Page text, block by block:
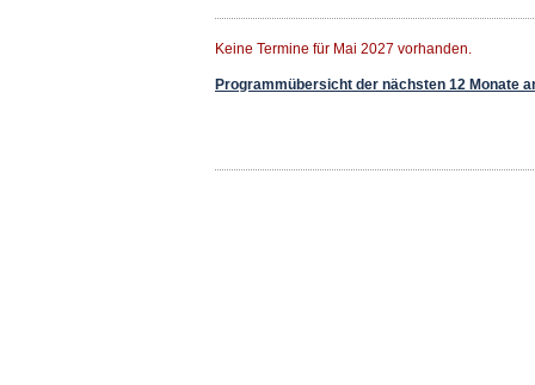
Keine Termine für Mai 2027 vorhanden.
Programmübersicht der nächsten 12 Monate